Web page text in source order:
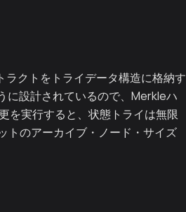
クトをトライデータ構造に格納す
に設計されているので、Merkleハ
を実行すると、状態トライは無限
トのアーカイブ・ノード・サイズ